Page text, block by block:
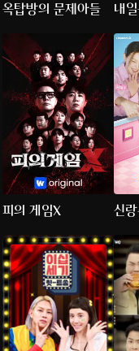
옥탑방의 문제아들 내
피의 게임X 신